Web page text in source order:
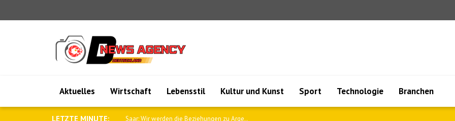
Aktuelles Wirtschaft Lebensstil Kultur und Kunst Sport Technologie Branchen
LETZTE MINUTE: Saar: Wir werden die Beziehungen zu Arge..